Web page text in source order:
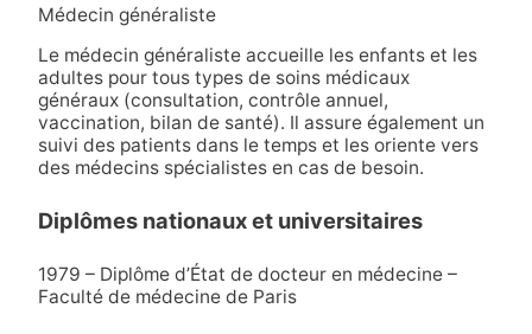
Médecin généraliste
Le médecin généraliste accueille les enfants et les
adultes pour tous types de soins médicaux
généraux (consultation, contrôle annuel,
vaccination, bilan de santé). Il assure également un
suivi des patients dans le temps et les oriente vers
des médecins spécialistes en cas de besoin.
Diplômes nationaux et universitaires
1979 – Diplôme d’État de docteur en médecine –
Faculté de médecine de Paris